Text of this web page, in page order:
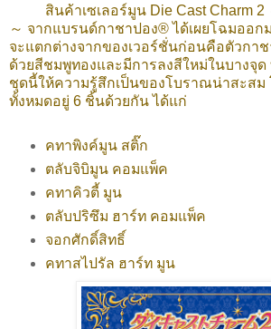
สินค้าเซเลอร์มูน Die Cast Charm 2
～ จากแบรนด์กาชาปอง® ได้เผยโฉมออก
จะแตกต่างจากของเวอร์ชั่นก่อนคือตัวกา
ด้วยสีชมพูทองและมีการลงสีใหม่ในบางจุ
ชุดนี้ให้ความรู้สึกเป็นของโบราณน่าสะสม
ทั้งหมดอยู่ 6 ชิ้นด้วยกัน ได้แก่
คทาพิงค์มูน สติ๊ก
ตลับจิบิมูน คอมแพ็ค
คทาคิวตี้ มูน
ตลับปริซึม ฮาร์ท คอมแพ็ค
จอกศักดิ์สิทธิ์
คทาสไปรัล ฮาร์ท มูน